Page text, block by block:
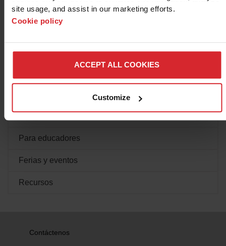
site usage, and assist in our marketing efforts.
Cookie policy
ACCEPT ALL COOKIES
Customize
Asistencia técnica para el sistema
Actualizaciones de software y soporte
Consumibles falsificados
Para educadores
Ferias y eventos
Recursos
Contáctenos